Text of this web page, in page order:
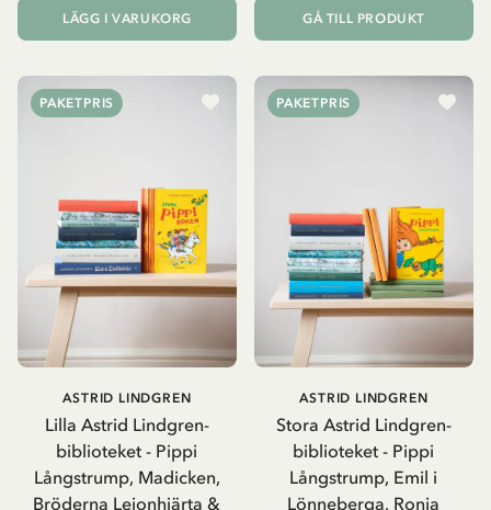
LÄGG I VARUKORG GÅ TILL PRODUKT
PAKETPRIS
Lilla Astrid Lindgren-
biblioteket - Pippi
Långstrump, Madicken,
Bröderna Lejonhjärta &
ASTRID LINDGREN
PAKETPRIS
Stora Astrid Lindgren-
biblioteket - Pippi
Långstrump, Emil i
Lönneberga, Ronja
ASTRID LINDGREN